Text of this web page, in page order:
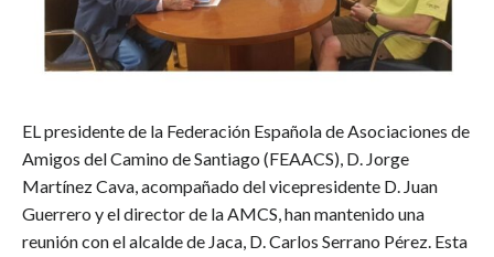
EL presidente de la Federación Española de Asociaciones de
Amigos del Camino de Santiago (FEAACS), D. Jorge
Martínez Cava, acompañado del vicepresidente D. Juan
Guerrero y el director de la AMCS, han mantenido una
reunión con el alcalde de Jaca, D. Carlos Serrano Pérez. Esta